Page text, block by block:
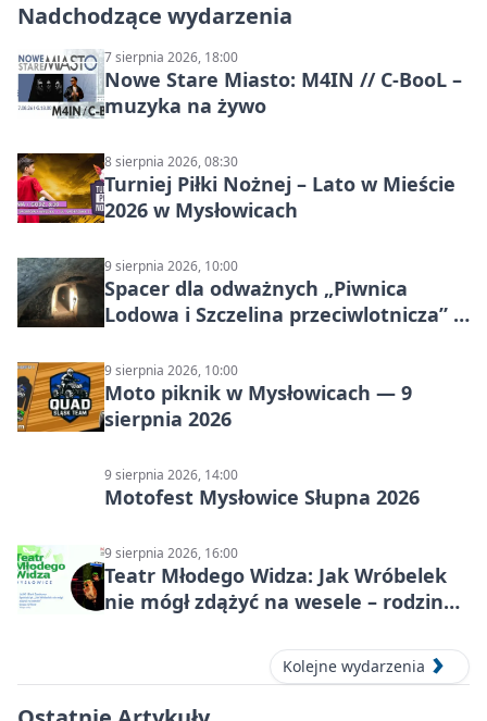
Nadchodzące wydarzenia
7 sierpnia 2026, 18:00
Nowe Stare Miasto: M4IN // C-BooL –
muzyka na żywo
8 sierpnia 2026, 08:30
Turniej Piłki Nożnej – Lato w Mieście
2026 w Mysłowicach
9 sierpnia 2026, 10:00
Spacer dla odważnych „Piwnica
Lodowa i Szczelina przeciwlotnicza” –
9 sierpnia 2026, 10:00
Moto piknik w Mysłowicach — 9
sierpnia 2026
9 sierpnia 2026, 14:00
Motofest Mysłowice Słupna 2026
9 sierpnia 2026, 16:00
Teatr Młodego Widza: Jak Wróbelek
nie mógł zdążyć na wesele – rodzinny
Kolejne wydarzenia